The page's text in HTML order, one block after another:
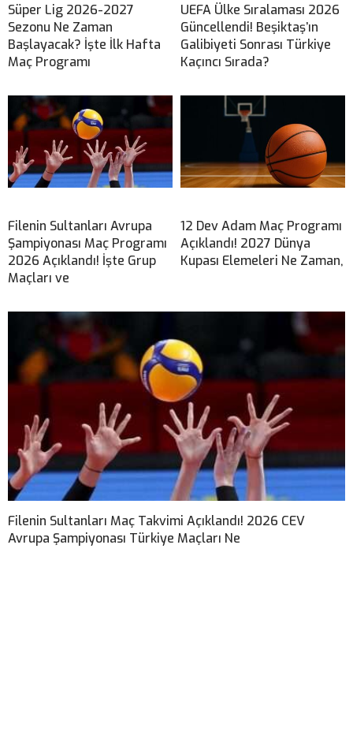
Süper Lig 2026-2027
Sezonu Ne Zaman
Başlayacak? İşte İlk Hafta
Maç Programı
UEFA Ülke Sıralaması 2026
Güncellendi! Beşiktaş’ın
Galibiyeti Sonrası Türkiye
Kaçıncı Sırada?
Filenin Sultanları Avrupa
Şampiyonası Maç Programı
2026 Açıklandı! İşte Grup
Maçları ve
12 Dev Adam Maç Programı
Açıklandı! 2027 Dünya
Kupası Elemeleri Ne Zaman,
Filenin Sultanları Maç Takvimi Açıklandı! 2026 CEV
Avrupa Şampiyonası Türkiye Maçları Ne